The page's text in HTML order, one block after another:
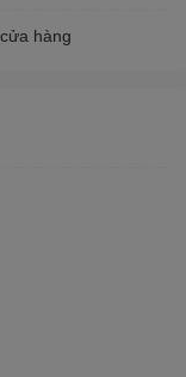
hàng